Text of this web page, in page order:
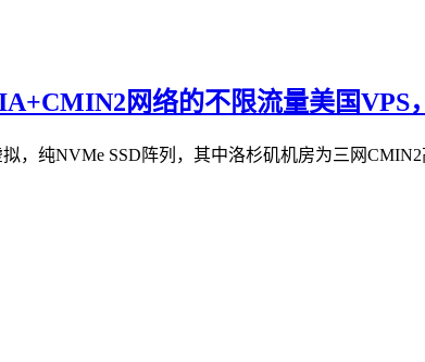
网络的不限流量美国VPS
，纯NVMe SSD阵列，其中洛杉矶机房为三网